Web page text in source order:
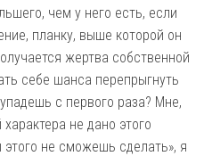
чем у него есть, если
планку, выше которой он
жертва собственной
себе шанса перепрыгнуть
с первого раза? Мне,
не дано этого
этого не сможешь сделать», я